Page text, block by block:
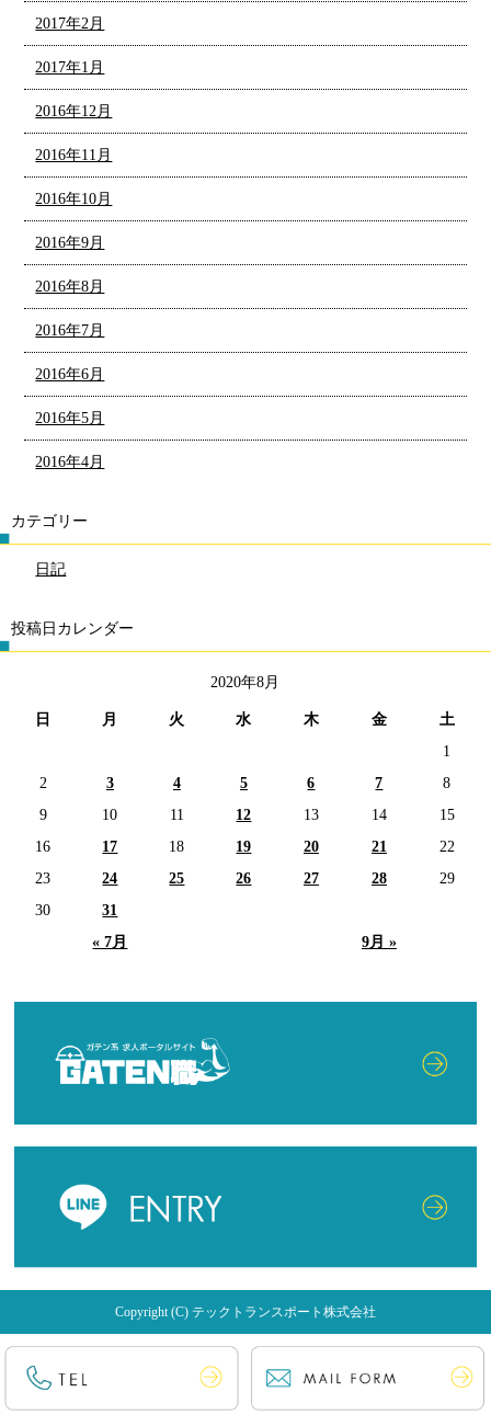
2017年2月
2017年1月
2016年12月
2016年11月
2016年10月
2016年9月
2016年8月
2016年7月
2016年6月
2016年5月
2016年4月
カテゴリー
日記
投稿日カレンダー
2020年8月
日 月 火 水 木 金 土
« 7月 9月 »
1
2
3 4 5 6 7
8
9
10 11 12 13 14
15
16
17 18 19 20 21
22
23
24 25 26 27 28
29
30
31
Copyright (C) テックトランスポート株式会社